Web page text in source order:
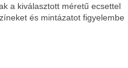
a kiválasztott méretű ecsettel
és mintázatot figyelembe